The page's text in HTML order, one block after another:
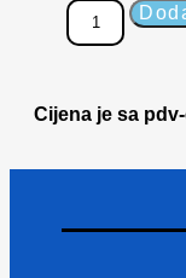
Cijena je sa